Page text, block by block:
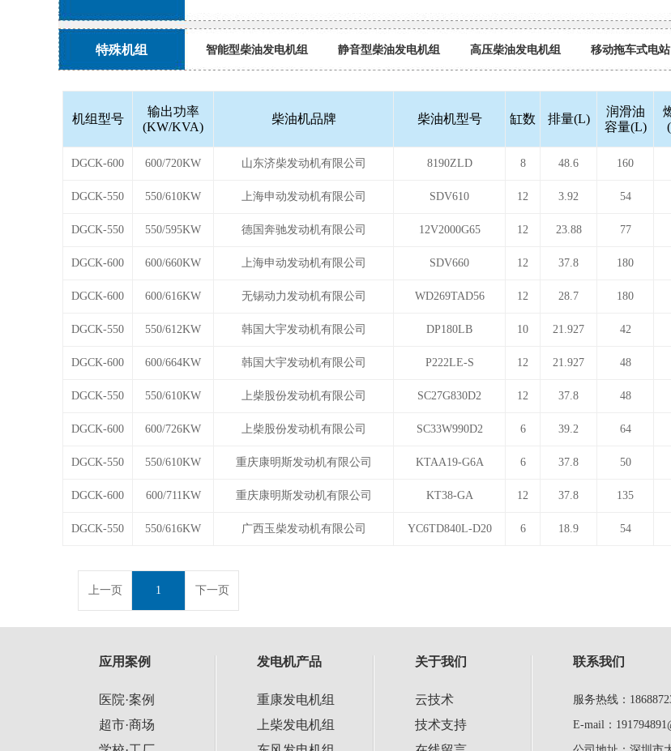
特殊机组 智能型柴油发电机组 静音型柴油发电机组 高压柴油发电机组 移动拖车式电站
机组型号
输出功率
(KW/KVA)
柴油机品牌 柴油机型号 缸数 排量(L)
润滑油
容量(L)
DGCK-600 600/720KW 山东济柴发动机有限公司 8190ZLD 8 48.6 160
DGCK-550 550/610KW 上海申动发动机有限公司 SDV610 12 3.92 54
DGCK-550 550/595KW 德国奔驰发动机有限公司 12V2000G65 12 23.88 77
DGCK-600 600/660KW 上海申动发动机有限公司 SDV660 12 37.8 180
DGCK-600 600/616KW 无锡动力发动机有限公司 WD269TAD56 12 28.7 180
DGCK-550 550/612KW 韩国大宇发动机有限公司 DP180LB 10 21.927 42
DGCK-600 600/664KW 韩国大宇发动机有限公司 P222LE-S 12 21.927 48
DGCK-550 550/610KW 上柴股份发动机有限公司 SC27G830D2 12 37.8 48
DGCK-600 600/726KW 上柴股份发动机有限公司 SC33W990D2 6 39.2 64
DGCK-550 550/610KW 重庆康明斯发动机有限公司 KTAA19-G6A 6 37.8 50
DGCK-600 600/711KW 重庆康明斯发动机有限公司 KT38-GA 12 37.8 135
DGCK-550 550/616KW 广西玉柴发动机有限公司 YC6TD840L-D20 6 18.9 54
上一页 1 下一页
应用案例
医院·案例
超市·商场
发电机产品
重康发电机组
上柴发电机组
关于我们
云技术
技术支持
联系我们
服务热线：
E-mail：